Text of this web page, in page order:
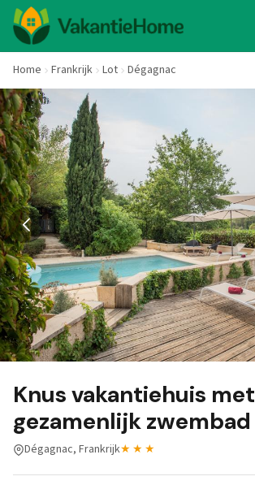
Home Frankrijk Lot Dégagnac
Knus vakantiehuis met
gezamenlijk zwembad
Dégagnac, Frankrijk★★★